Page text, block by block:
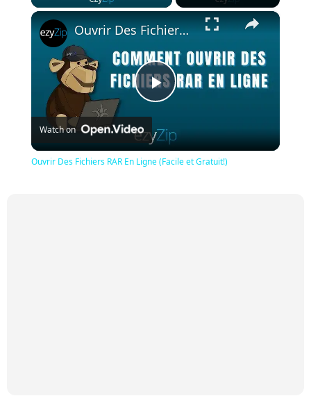
×
Play
Video
Ouvrir Des Fichiers RAR En Ligne (Facile et Gratuit!)
Watch on
Ouvrir Des Fichiers RAR En Ligne (Facile et Gratuit!)